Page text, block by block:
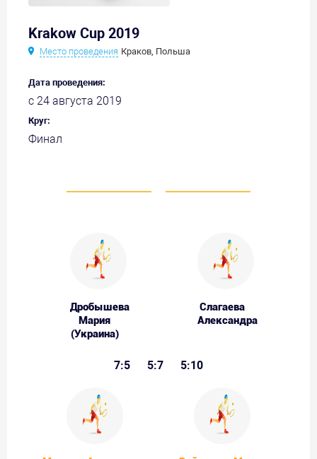
Krakow Cup 2019
Место проведения Краков, Польша
Дата проведения:
с 24 августа 2019
Круг:
Финал
Дробышева
Мария
(Украина)
Слагаева
Александра
7:5 5:7 5:10